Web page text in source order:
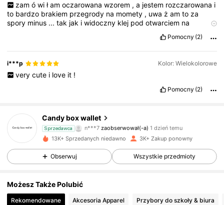
zam ó wi łam oczarowana wzorem , a jestem rozczarowana i
to bardzo brakiem przegrody na momety , uwa żamto za
spory minus ...tak jak iwidoczny klej podotwarciem na
Pomocny (2)
i***p Kolor: Wielokolorowe
very cute i love it !
Pomocny (2)
Candy box wallet
Sprzedawca n***7 zaobserwował(-a) 1 dzień temu
3.2K Obserwujący
4,88
13K+ Sprzedanych niedawno 3K+ Zakup ponowny
Obserwuj Wszystkie przedmioty
Możesz Także Polubić
Rekomendowane Akcesoria Apparel Przybory do szkoły & biura